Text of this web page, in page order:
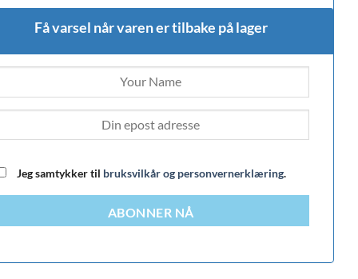
Få varsel når varen er tilbake på lager
Jeg samtykker til bruksvilkår og personvernerklæring.
ABONNER NÅ